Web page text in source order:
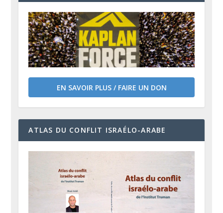
EN SAVOIR PLUS / FAIRE UN DON
ATLAS DU CONFLIT ISRAÉLO-ARABE